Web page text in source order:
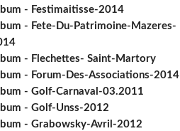
- Festimaitisse-2014
- Fete-Du-Patrimoine-Mazeres-
- Flechettes- Saint-Martory
- Forum-Des-Associations-2014
- Golf-Carnaval-03.2011
- Golf-Unss-2012
- Grabowsky-Avril-2012